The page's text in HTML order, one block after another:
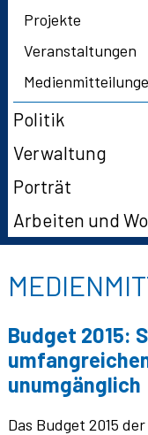
Projekte
Veranstaltungen
Politik
Verwaltung
Porträt
Arbeiten und
Budget 2015:
unumgänglich
Das Budget 2015